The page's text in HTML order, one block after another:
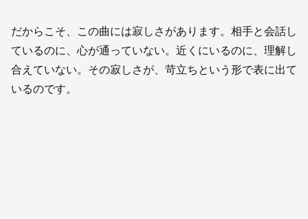
だからこそ、この曲には寂しさがあります。相手と会話し
ているのに、心が通っていない。近くにいるのに、理解し
合えていない。その寂しさが、苛立ちという形で表に出て
いるのです。